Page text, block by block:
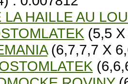
LA HAILLE AU
(5,5
(6,7,7,7 X